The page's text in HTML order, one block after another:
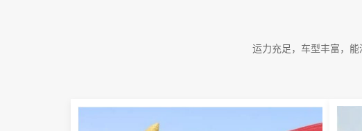
运力充足，车型丰富，能